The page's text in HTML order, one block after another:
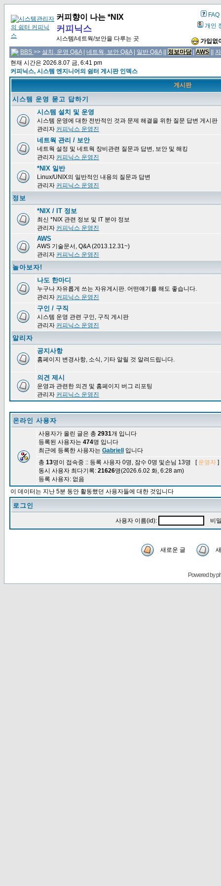
커피향이 나는 *NIX
커피닉스
시스템/네트웍/보안을 다루는 곳
FAQ
개인
가입없
BBS >> 설치, 운영 Q&A| 네트웍, 보안 Q&A| 일반 Q&A|| 정보마당| AWS
현재 시간은 2026.8.07 금, 6:41 pm
커피닉스, 시스템 엔지니어의 쉼터 게시판 인덱스
게시판
시스템 운영 묻고 답하기
시스템 설치 및 운영
시스템 운영에 대한 전반적인 것과 문제 해결을 위한 질문 답변 게시판
관리자 커피닉스 운영진
네트웍 관리 / 보안
네트웍 설정 및 네트웍 장비관련 질문과 답변, 보안 및 해킹
관리자 커피닉스 운영진
*NIX 일반
Linux/UNIX의 일반적인 내용의 질문과 답변
관리자 커피닉스 운영진
정보
*NIX / IT 정보
최신 *NIX 관련 정보 및 IT 분야 정보
관리자 커피닉스 운영진
AWS
AWS 기술문서, Q&A (2013.12.31~)
관리자 커피닉스 운영진
놀아보자!
나도 한마디
누구나 자유롭게 쓰는 자유게시판. 어떤얘기를 해도 좋습니다.
관리자 커피닉스 운영진
구인 / 구직
시스템 운영 관련 구인, 구직 게시판
관리자 커피닉스 운영진
알리자
공지사항
홈페이지 변경사항, 소식, 기타 알릴 것 알려드립니다.
의견 제시
운영과 관련한 의견 및 홈페이지 버그 리포팅
관리자 커피닉스 운영진
온라인 사용자
사용자가 올린 글은 총 2931개 입니다
등록된 사용자는 474명 입니다
최근에 등록한 사용자는 Gabriell
입니다
총 13명이 접속중 :: 등록 사용자 0명, 잠수 0명 및손님 13명 [ 운영자
동시 사용자 최다기록: 21626명(2026.6.02 화, 6:28 am)
등록 사용자: 없음
이 데이터는 지난 5분 동안 활동했던 사용자들에 대한 것입니다
로그인
사용자 이름(id): 비
새로운 글
Powered by